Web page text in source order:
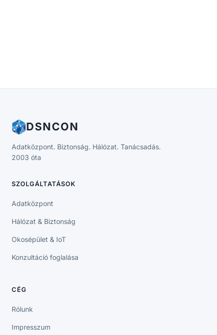
DSNCON
Adatközpont. Biztonság. Hálózat. Tanácsadás.
2003 óta
SZOLGÁLTATÁSOK
Adatközpont
Hálózat & Biztonság
Okosépület & IoT
Konzultáció foglalása
CÉG
Rólunk
Impresszum